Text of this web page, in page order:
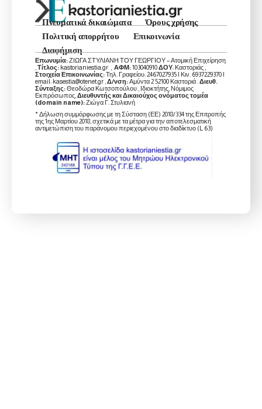
Πνευματικά δικαιώματα
Όρους χρήσης
Πολιτική απορρήτου
Επικοινωνία
Διαφήμιση
Επωνυμία:ΖΙΩΓΑ ΣΤΥΛΙΑΝΗ ΤΟΥ ΓΕΩΡΓΙΟΥ – Ατομική Επιχείρηση
Τίτλος: kastorianiestia.gr , ΑΦΜ:103040910ΔΟΥ: Καστοριάς ,
Στοιχεία Επικοινωνίας:Τηλ. Γραφείου: 2467027935 | Κιν. 6937229370 |
email: kasestia@otenet.gr , Δ/νση:Αμύντα 2 52100 Καστοριά . Διευθ.
Σύνταξης:Θεοδώρα Κωτσοπούλου , Ιδιοκτήτης, Νόμιμος
Εκπρόσωπος, Διευθυντής και Δικαιούχος ονόματος τομέα
(domain name):Ζιώγα Γ. Στυλιανή
* Δήλωση συμμόρφωσης με τη Σύσταση (ΕΕ) 2018/334 της Επιτροπής
της 1ης Μαρτίου 2018, σχετικά με τα μέτρα για την αποτελεσματική
αντιμετώπιση του παράνομου περιεχομένου στο διαδίκτυο (L 63)